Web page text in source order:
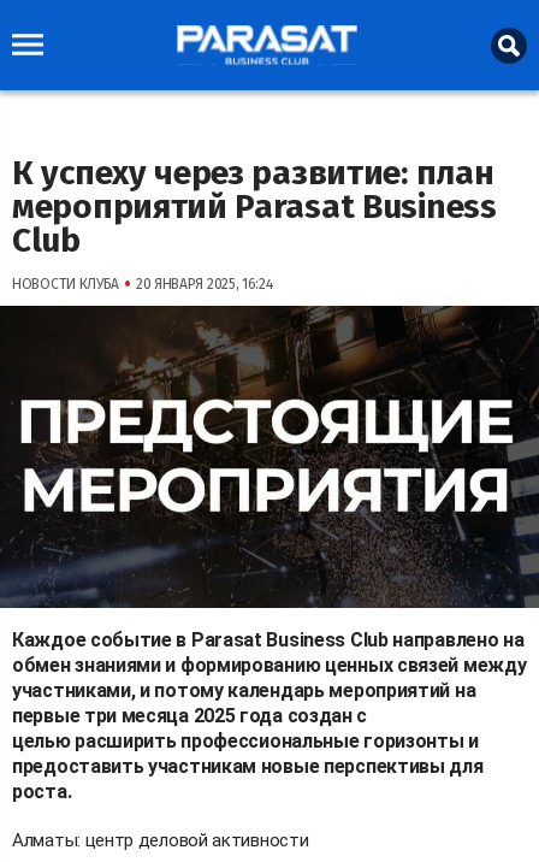
К успеху через развитие: план
мероприятий Parasat Business
Club
НОВОСТИ КЛУБА • 20 ЯНВАРЯ 2025, 16:24
Каждое событие в Parasat Business Club направлено на
обмен знаниями и формированию ценных связей между
участниками, и потому календарь мероприятий на
первые три месяца 2025 года создан с
целью расширить профессиональные горизонты и
предоставить участникам новые перспективы для
роста.
Алматы: центр деловой активности